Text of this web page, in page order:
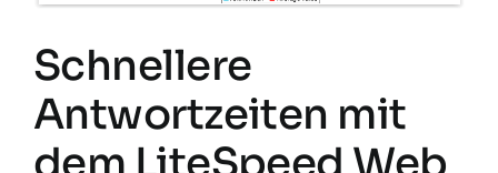
Schnellere
Antwortzeiten mit